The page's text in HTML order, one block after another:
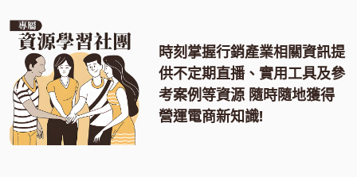
時刻掌握行銷產業相關資訊提
供不定期直播、實用工具及參
考案例等資源 隨時隨地獲得
營運電商新知識!